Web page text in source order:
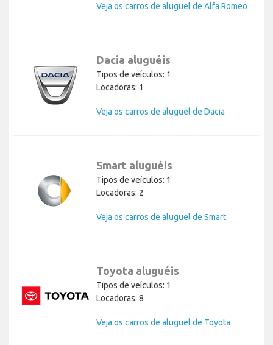
Veja os carros de aluguel de Alfa Romeo
Dacia aluguéis
Tipos de veículos: 1
Locadoras: 1
Veja os carros de aluguel de Dacia
Smart aluguéis
Tipos de veículos: 1
Locadoras: 2
Veja os carros de aluguel de Smart
Toyota aluguéis
Tipos de veículos: 1
Locadoras: 8
Veja os carros de aluguel de Toyota